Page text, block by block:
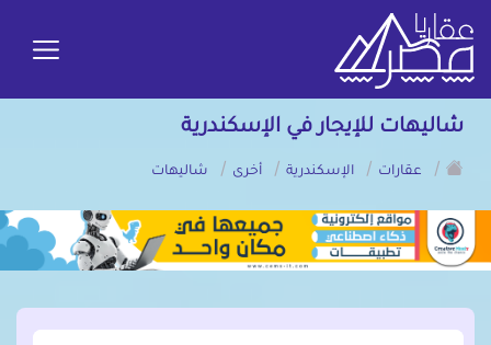
شاليهات للإيجار في الإسكندرية
/
عقارات / الإسكندرية / أخرى / شاليهات